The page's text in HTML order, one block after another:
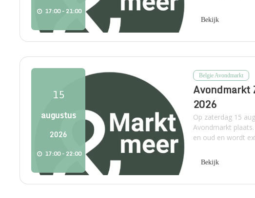
17:00 - 21:00
Bekijk
15
augustus
2026
17:00 - 22:00
Belgie Avondmarkt
Avondmarkt
2026
Op zaterdag 15
Avondmarkt
en oud en wordt
Bekijk